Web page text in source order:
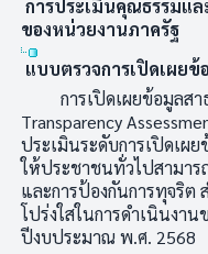
การประเมินคุณธรรมแล
ของหน่วยงานภาครัฐ
แบบตรวจการเปิดเผย
การเปิดเผยข้อมูลสาธ
Transparency
ประเมินระดับการเปิดเผ
ให้ประชาชนทั่วไปสามาร
และการป้องกันการทุจริต
โปร่งใสในการดำเนินงา
ปีงบประมาณ พ.ศ. 2568